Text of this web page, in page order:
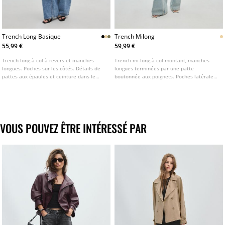
Trench Long Basique
55,99 €
Trench long à col à revers et manches
longues. Poches sur les côtés. Détails de
pattes aux épaules et ceinture dans le
Trench Milong
59,99 €
Trench mi-long à col montant, manches
longues terminées par une patte
boutonnée aux poignets. Poches latérales.
VOUS POUVEZ ÊTRE INTÉRESSÉ PAR